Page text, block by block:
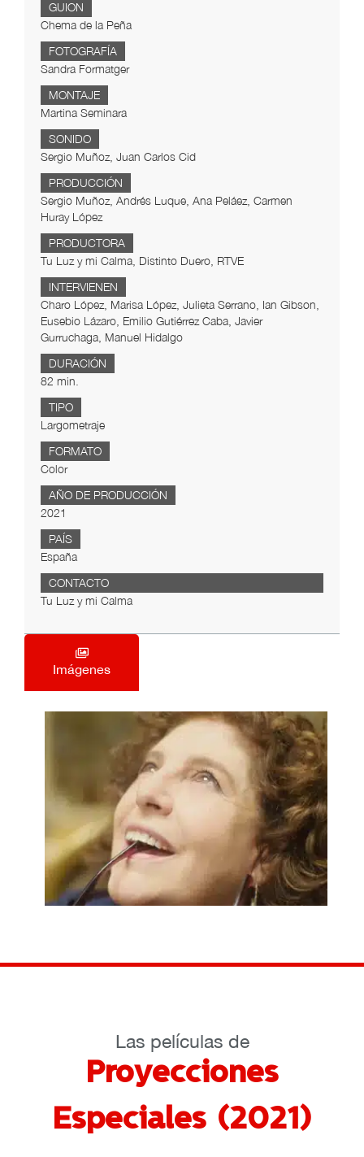
GUION
Chema de la Peña
FOTOGRAFÍA
Sandra Formatger
MONTAJE
Martina Seminara
SONIDO
Sergio Muñoz, Juan Carlos Cid
PRODUCCIÓN
Sergio Muñoz, Andrés Luque, Ana Peláez, Carmen
Huray López
PRODUCTORA
Tu Luz y mi Calma, Distinto Duero, RTVE
INTERVIENEN
Charo López, Marisa López, Julieta Serrano, Ian Gibson,
Eusebio Lázaro, Emilio Gutiérrez Caba, Javier
Gurruchaga, Manuel Hidalgo
DURACIÓN
82 min.
TIPO
Largometraje
FORMATO
Color
AÑO DE PRODUCCIÓN
2021
PAÍS
España
CONTACTO
Tu Luz y mi Calma
Imágenes
Las películas de
Proyecciones
Especiales (2021)